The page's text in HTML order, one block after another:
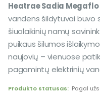
Heatrae Sadia Megaflo
vandens šildytuvai buvo
šiuolaikinių namų
puikaus šilumos
naujovių – vienuose
pagamintų elektrinių
Produkto statusas: Pagal